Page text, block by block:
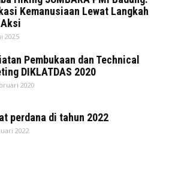
Kemanusiaan Lewat Langkah
2025
Pembukaan dan Technical
DIKLATDAS 2020
2020
perdana di tahun 2022
2022